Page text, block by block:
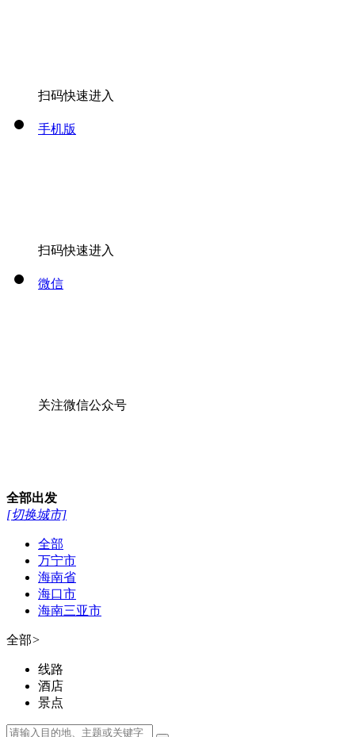
扫码快速进入
手机版
扫码快速进入
微信
关注微信公众号
全部出发
[切换城市]
全部
万宁市
海南省
海口市
海南三亚市
全部>
线路
酒店
景点